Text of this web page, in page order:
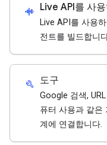
android_recorder Live API를 사
Live API를 사용
전트를 빌드합니
build 도구
Google 검색,
퓨터 사용과 같은
계에 연결합니다.